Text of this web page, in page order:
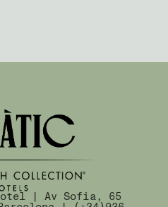
| Av Sofia, 65